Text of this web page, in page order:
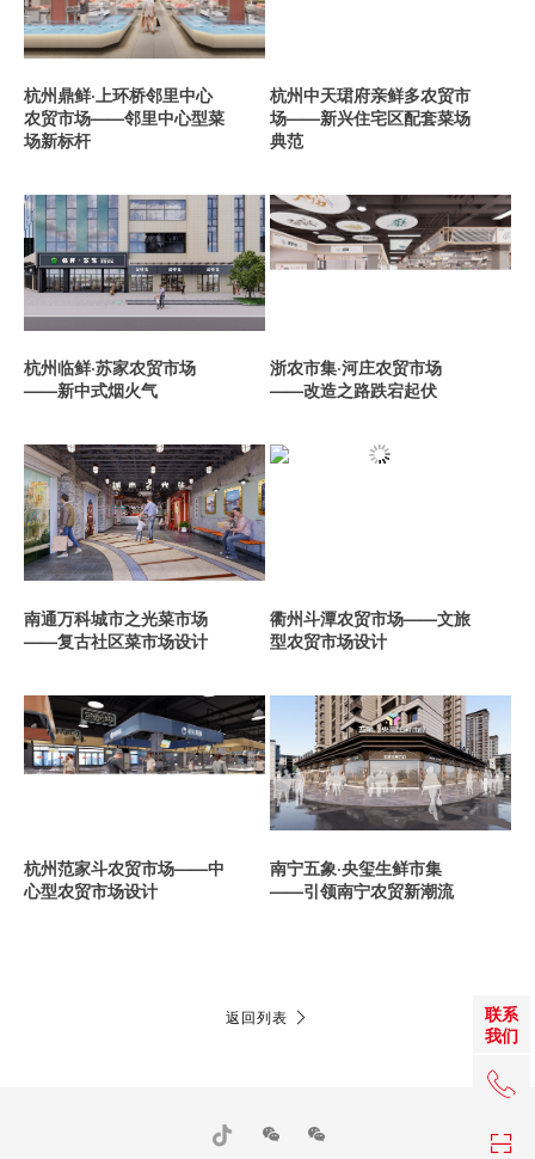
杭州鼎鲜·上环桥邻里中心
农贸市场——邻里中心型菜
场新标杆
杭州中天珺府亲鲜多农贸市
场——新兴住宅区配套菜场
典范
杭州临鲜·苏家农贸市场
——新中式烟火气
浙农市集·河庄农贸市场
——改造之路跌宕起伏
南通万科城市之光菜市场
——复古社区菜市场设计
衢州斗潭农贸市场——文旅
型农贸市场设计
杭州范家斗农贸市场——中
心型农贸市场设计
南宁五象·央玺生鲜市集
——引领南宁农贸新潮流
返回列表
联系
我们
+86